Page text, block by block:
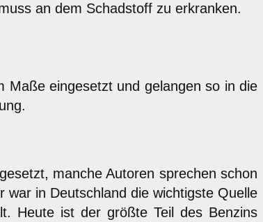
an dem Schadstoff zu erkranken.
Maße eingesetzt und gelangen so in die
manche Autoren sprechen schon
in Deutschland die wichtigste Quelle
Heute ist der größte Teil des Benzins